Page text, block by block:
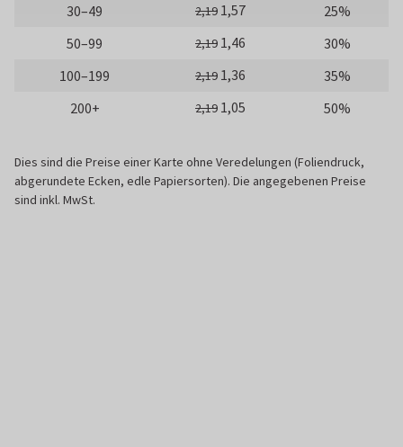
30–49
2,19 1,57
25%
50–99
2,19 1,46
30%
100–199
2,19 1,36
35%
200+
2,19 1,05 50%
Dies sind die Preise einer Karte ohne Veredelungen (Foliendruck,
abgerundete Ecken, edle Papiersorten). Die angegebenen Preise
sind inkl. MwSt.